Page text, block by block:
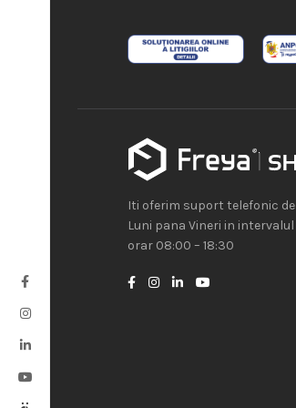
Iti oferim suport telefonic de
Luni pana Vineri in intervalul
orar 08:00 – 18:30